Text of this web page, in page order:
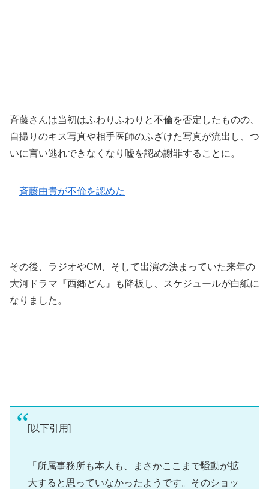
斉藤さんは当初はふわりふわりと不倫を否定したものの、
自撮りのキス写真や相手医師のふざけた写真が流出し、つ
いに言い逃れできなくなり嘘を認め謝罪することに。
斉藤由貴が不倫を認めた
その後、ラジオやCM、そして出演の決まっていた来年の
大河ドラマ『西郷どん』も降板し、スケジュールが白紙に
なりました。
[以下引用]
「所属事務所も本人も、まさかここまで騒動が拡
大すると思っていなかったようです。そのショッ